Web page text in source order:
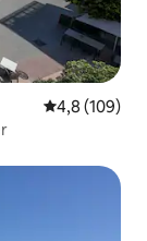
4,8 (109)